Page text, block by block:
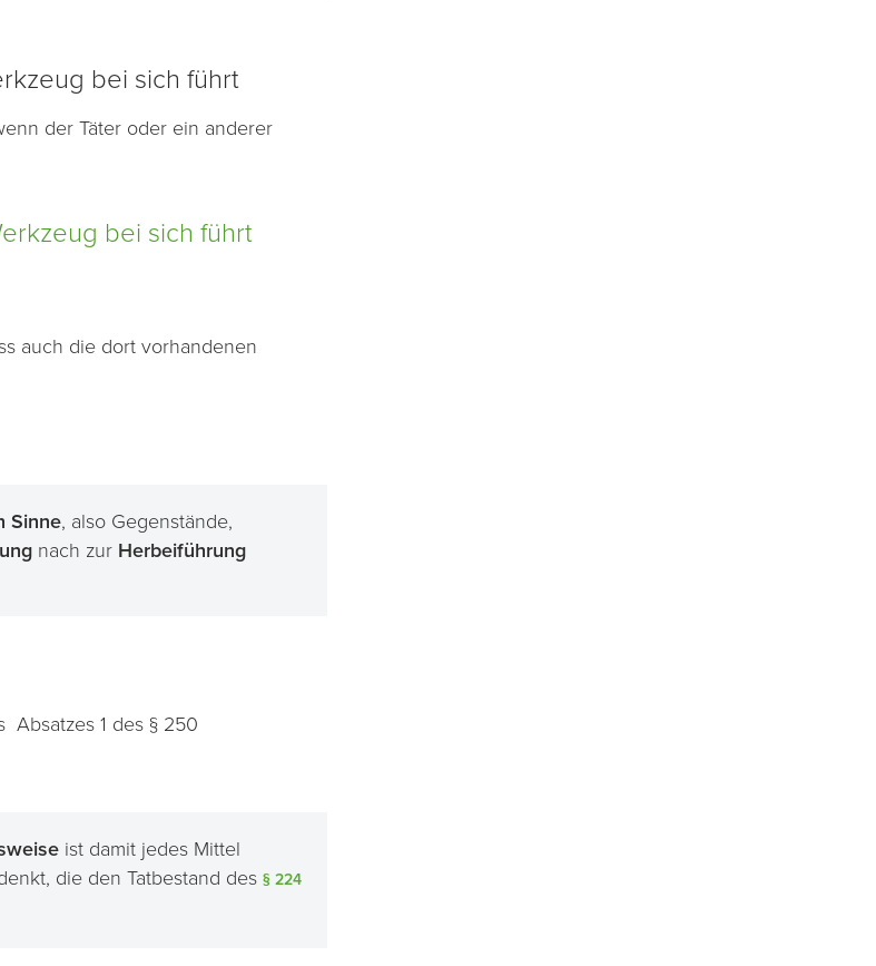
bei sich führt
der Täter oder ein anderer
bei sich führt
auch die dort vorhandenen
Sinne, also Gegenstände,
nach zur Herbeiführung
Absatzes 1 des § 250
ist damit jedes Mittel
die den Tatbestand des § 224